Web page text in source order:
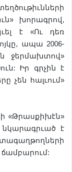
խորագրով,
է «Ու դեռ
ապա 2006-
ջերմախտով»
Իր գրչին է
չեն հալւում»
«Թրասքիխէն»
է
ճամբարում: